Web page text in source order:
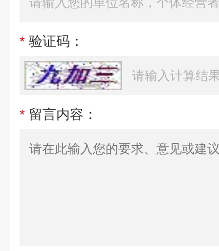
* 验证码：
* 留言内容：